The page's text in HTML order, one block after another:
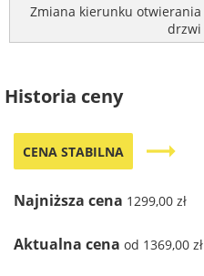
Zmiana kierunku otwierania
drzwi
Historia ceny
CENA STABILNA trending_flat
Najniższa cena 1299,00 zł
Aktualna cena od 1369,00 zł